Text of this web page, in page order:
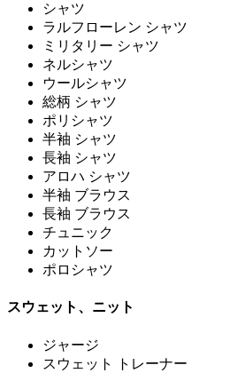
シャツ
ラルフローレン シャツ
ミリタリー シャツ
ネルシャツ
ウールシャツ
総柄 シャツ
ポリシャツ
半袖 シャツ
長袖 シャツ
アロハ シャツ
半袖 ブラウス
長袖 ブラウス
チュニック
カットソー
ポロシャツ
スウェット、ニット
ジャージ
スウェット トレーナー